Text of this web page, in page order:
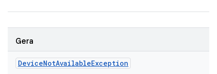
Gera
DeviceNotAvailableException